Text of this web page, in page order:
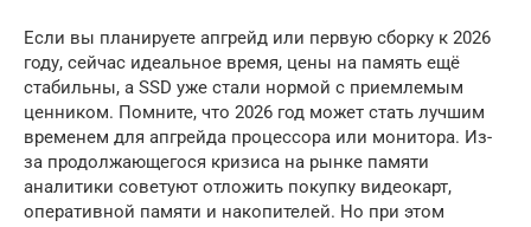
Если вы планируете апгрейд или первую сборку к 2026
году, сейчас идеальное время, цены на память ещё
стабильны, а SSD уже стали нормой с приемлемым
ценником. Помните, что 2026 год может стать лучшим
временем для апгрейда процессора или монитора. Из-
за продолжающегося кризиса на рынке памяти
аналитики советуют отложить покупку видеокарт,
оперативной памяти и накопителей. Но при этом